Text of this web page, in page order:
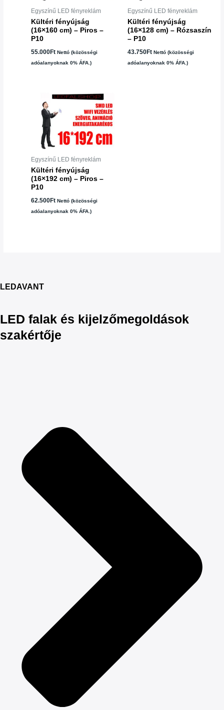
Egyszínű LED fényreklám
Kültéri fényújság
(16×160 cm) – Piros –
P10
55.000Ft Nettó (közösségi
adóalanyoknak 0% ÁFA.)
Egyszínű LED fényreklám
Kültéri fényújság
(16×128 cm) – Rózsaszín
– P10
43.750Ft Nettó (közösségi
adóalanyoknak 0% ÁFA.)
Egyszínű LED fényreklám
Kültéri fényújság
(16×192 cm) – Piros –
P10
62.500Ft Nettó (közösségi
adóalanyoknak 0% ÁFA.)
LEDAVANT
LED falak és kijelzőmegoldások
szakértője